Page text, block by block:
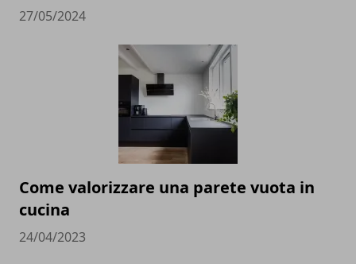
27/05/2024
Come valorizzare una parete vuota in
cucina
24/04/2023